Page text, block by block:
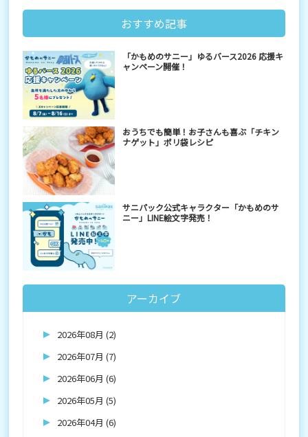
おすすめ記事
「かもめのサニー」ゆるバース2026 応援キ
ャンペーン開催！
おうちでも簡単！お子さんも喜ぶ「チキン
ナゲット」ポリ袋レシピ
サニパック公式キャラクター「かもめのサ
ニー」LINE絵文字発売！
アーカイブ
2026年08月 (2)
2026年07月 (7)
2026年06月 (6)
2026年05月 (5)
2026年04月 (6)